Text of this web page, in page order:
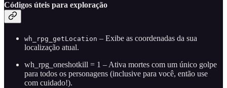
Códigos úteis para exploração
wh_rpg_getLocation – Exibe as coordenadas da sua
localização atual.
wh_rpg_oneshotkill = 1 – Ativa mortes com um único golpe
para todos os personagens (inclusive para você, então use
com cuidado!).